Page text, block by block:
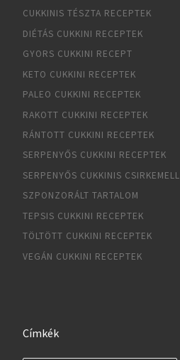
CUKKINIS TÉSZTA RECEPTEK
DIÉTÁS CUKKINI RECEPTEK
GYORS CUKKINI RECEPT
KETO CUKKINI RECEPTEK
PALEO CUKKINI RECEPTEK
RAKOTT CUKKINI RECEPTEK
RÁNTOTT CUKKINI RECEPTEK
SERPENYŐS CUKKINI RECEPTEK
SERPENYŐS CUKKINIS CSIRKEMELL
SZPONZORÁLT TARTALOM
TEPSIS CUKKINI RECEPTEK
TÖLTÖTT CUKKINI RECEPTEK
VEGÁN CUKKINI RECEPTEK
Címkék